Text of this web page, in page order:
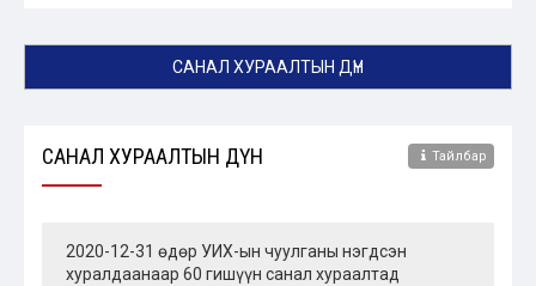
САНАЛ ХУРААЛТЫН ДҮН
САНАЛ ХУРААЛТЫН ДҮН Тайлбар
2020-12-31 өдөр УИХ-ын чуулганы нэгдсэн
хуралдаанаар 60 гишүүн санал хураалтад